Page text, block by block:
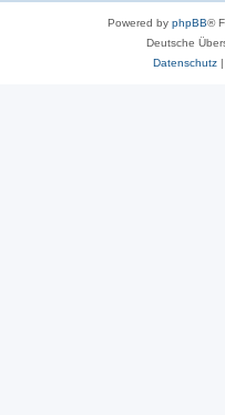
Powered by phpBB®
Deutsche
Datenschutz|